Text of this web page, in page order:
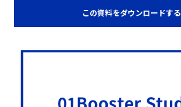
この資料をダウンロードする